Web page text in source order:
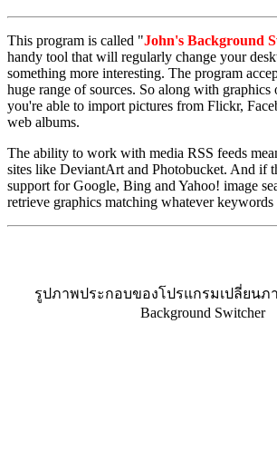
This program is called "John's Background
handy tool that will regularly change your
something more interesting. The program
huge range of sources. So along with
you're able to import pictures from Flickr,
web albums.
The ability to work with media RSS feeds
sites like DeviantArt and Photobucket. And if
support for Google, Bing and Yahoo! image
retrieve graphics matching whatever
รูปภาพประกอบของโปรแกรมเปลี่ยนภ
Background Switcher